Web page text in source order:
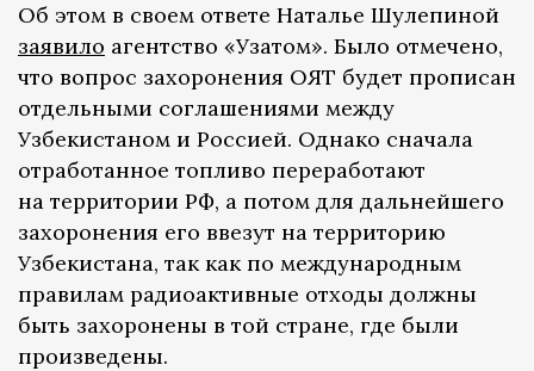
Об этом в своем ответе Наталье Шулепиной
заявило агентство «Узатом». Было отмечено,
что вопрос захоронения ОЯТ будет прописан
отдельными соглашениями между
Узбекистаном и Россией. Однако сначала
отработанное топливо переработают
на территории РФ, а потом для дальнейшего
захоронения его ввезут на территорию
Узбекистана, так как по международным
правилам радиоактивные отходы должны
быть захоронены в той стране, где были
произведены.